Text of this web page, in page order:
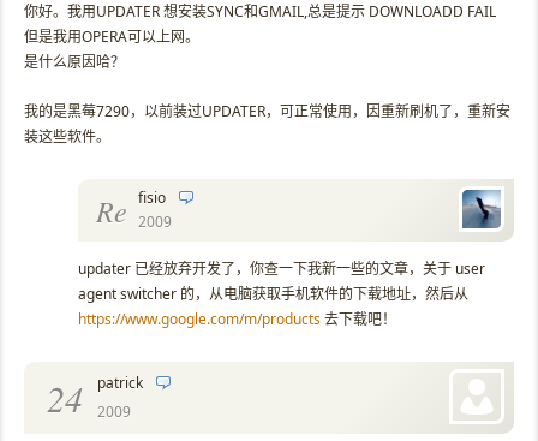
你好。我用UPDATER 想安装SYNC和GMAIL,总是提示 DOWNLOADD FAIL
但是我用OPERA可以上网。
是什么原因哈？
我的是黑莓7290，以前装过UPDATER，可正常使用，因重新刷机了，重新安
装这些软件。
Re fisio
2009
updater 已经放弃开发了，你查一下我新一些的文章，关于 user
agent switcher 的，从电脑获取手机软件的下载地址，然后从
https://www.google.com/m/products去下载吧！
24
patrick
2009